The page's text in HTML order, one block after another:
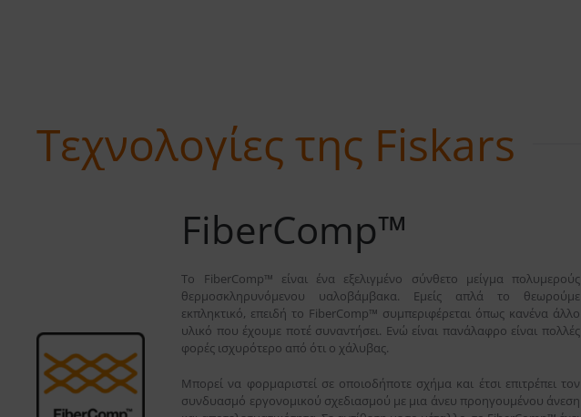
Τεχνολογίες της Fiskars
FiberComp™
Το FiberComp™ είναι ένα εξελιγμένο σύνθετο μείγμα πολυμερούς
θερμοσκληρυνόμενου υαλοβάμβακα. Εμείς απλά το θεωρούμε
εκπληκτικό, επειδή το FiberComp™ συμπεριφέρεται όπως κανένα άλλο
υλικό που έχουμε ποτέ συναντήσει. Ενώ είναι πανάλαφρο είναι πολλές
φορές ισχυρότερο από ότι ο χάλυβας.
Μπορεί να φορμαριστεί σε οποιοδήποτε σχήμα και έτσι επιτρέπει τον
συνδυασμό εργονομικού σχεδιασμού με μια άνευ προηγουμένου άνεση